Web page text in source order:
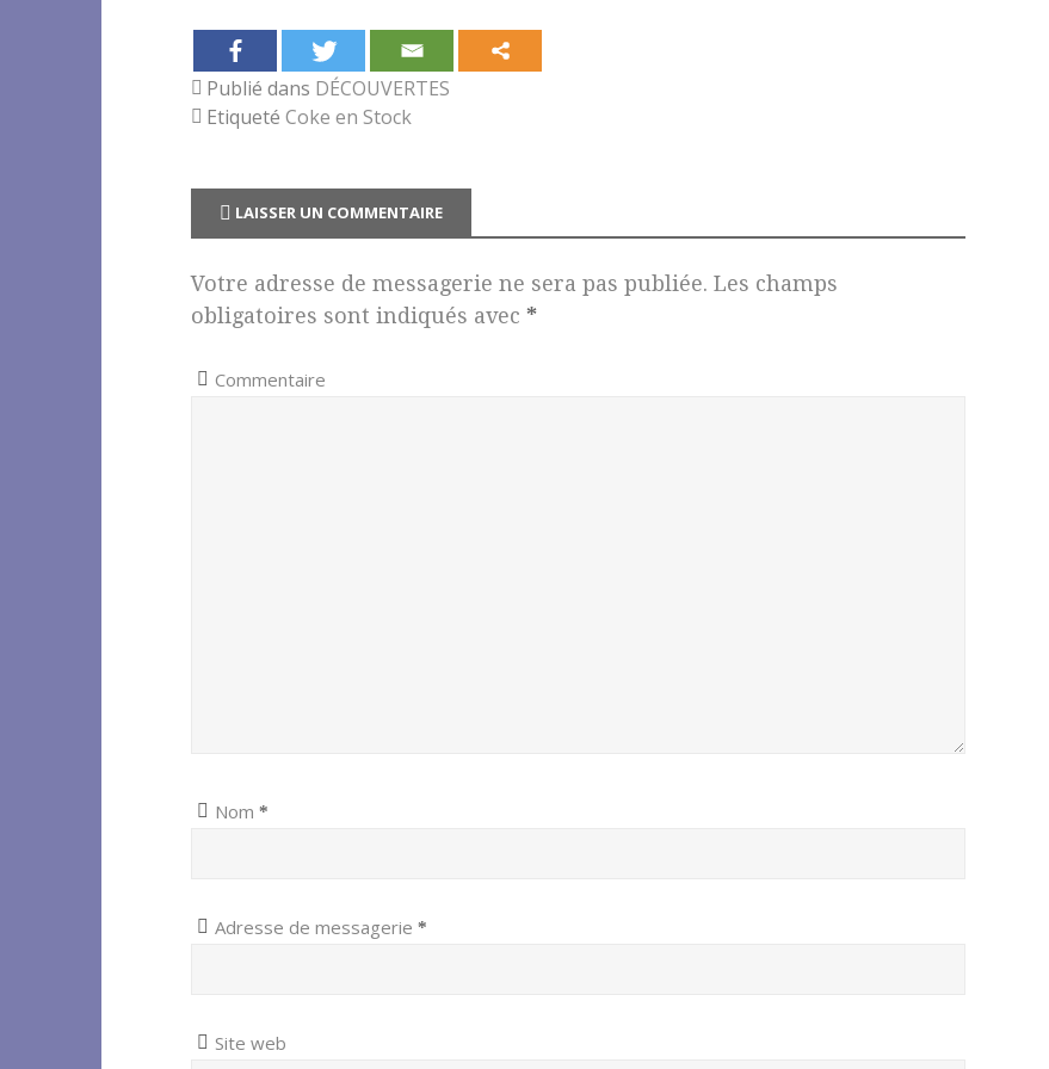
e
b
o
k
te
r
l
a
g
e
Publié dans DÉCOUVERTES
Etiqueté Coke en Stock
LAISSER UN COMMENTAIRE
Votre adresse de messagerie ne sera pas publiée. Les champs
obligatoires sont indiqués avec *
Commentaire
Nom *
Adresse de messagerie *
Site web